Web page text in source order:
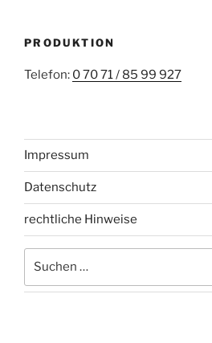
PRODUKTION
Telefon: 0 70 71 / 85 99 927
Impressum
Datenschutz
rechtliche Hinweise
nach: